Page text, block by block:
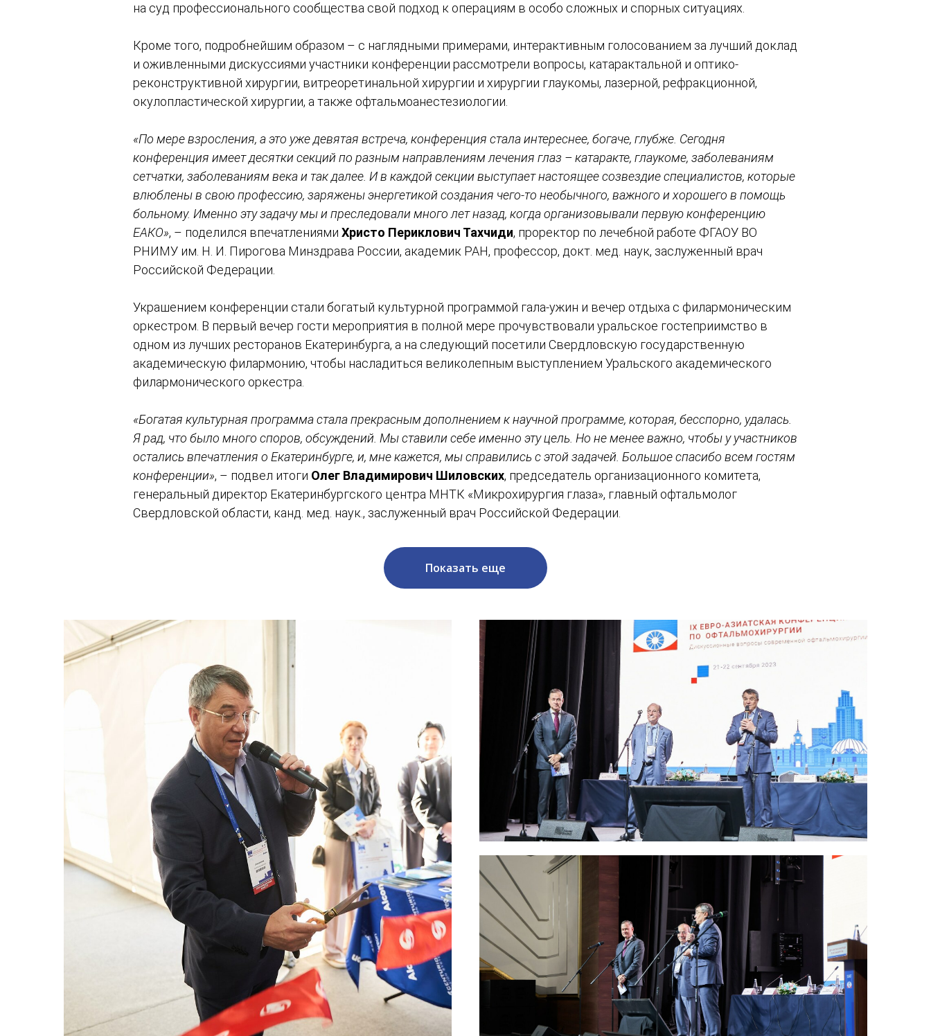
на суд профессионального сообщества свой подход к операциям в особо сложных и спорных ситуациях.
Кроме того, подробнейшим образом – с наглядными примерами, интерактивным голосованием за лучший доклад
и оживленными дискуссиями участники конференции рассмотрели вопросы, катарактальной и оптико-
реконструктивной хирургии, витреоретинальной хирургии и хирургии глаукомы, лазерной, рефракционной,
окулопластической хирургии, а также офтальмоанестезиологии.
«По мере взросления, а это уже девятая встреча, конференция стала интереснее, богаче, глубже. Сегодня
конференция имеет десятки секций по разным направлениям лечения глаз – катаракте, глаукоме, заболеваниям
сетчатки, заболеваниям века и так далее. И в каждой секции выступает настоящее созвездие специалистов, которые
влюблены в свою профессию, заряжены энергетикой создания чего-то необычного, важного и хорошего в помощь
больному. Именно эту задачу мы и преследовали много лет назад, когда организовывали первую конференцию
ЕАКО», – поделился впечатлениями Христо Периклович Тахчиди, проректор по лечебной работе ФГАОУ ВО
РНИМУ им. Н. И. Пирогова Минздрава России, академик РАН, профессор, докт. мед. наук, заслуженный врач
Российской Федерации.
Украшением конференции стали богатый культурной программой гала-ужин и вечер отдыха с филармоническим
оркестром. В первый вечер гости мероприятия в полной мере прочувствовали уральское гостеприимство в
одном из лучших ресторанов Екатеринбурга, а на следующий посетили Свердловскую государственную
академическую филармонию, чтобы насладиться великолепным выступлением Уральского академического
филармонического оркестра.
«Богатая культурная программа стала прекрасным дополнением к научной программе, которая, бесспорно, удалась.
Я рад, что было много споров, обсуждений. Мы ставили себе именно эту цель. Но не менее важно, чтобы у участников
остались впечатления о Екатеринбурге, и, мне кажется, мы справились с этой задачей. Большое спасибо всем гостям
конференции», – подвел итоги Олег Владимирович Шиловских, председатель организационного комитета,
генеральный директор Екатеринбургского центра МНТК «Микрохирургия глаза», главный офтальмолог
Свердловской области, канд. мед. наук., заслуженный врач Российской Федерации.
Показать еще